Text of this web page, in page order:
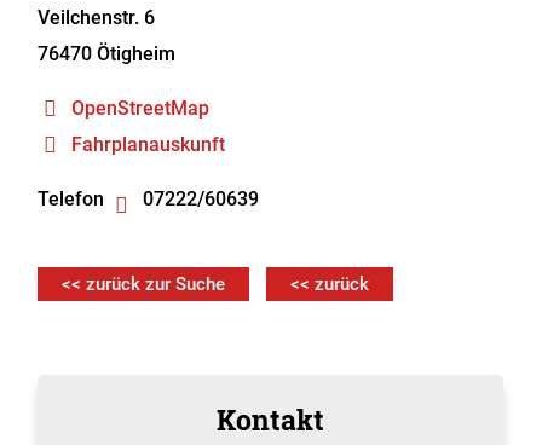
Veilchenstr. 6
76470 Ötigheim
OpenStreetMap
Fahrplanauskunft
Telefon 07222/60639
<< zurück zur Suche << zurück
Kontakt